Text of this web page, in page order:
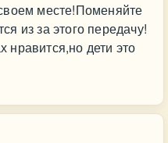
месте!Поменяйте
из за этого передачу!
нравится,но дети это